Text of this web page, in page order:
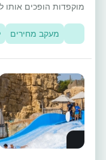
מוקפדות הופכים אותו
מעקב מחירים